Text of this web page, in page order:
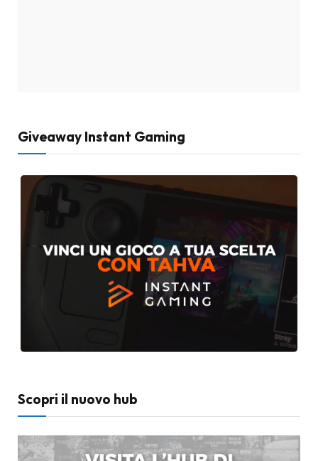
Giveaway Instant Gaming
Scopri il nuovo hub